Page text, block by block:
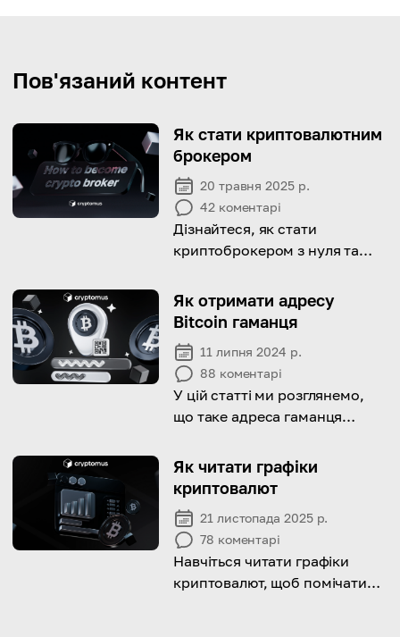
Пов'язаний контент
Як стати криптовалютним
брокером
20 травня 2025 р.
42 коментарі
Дізнайтеся, як стати
криптоброкером з нуля та
швидкозростаючому світі
цифрових активів.
Як отримати адресу
Bitcoin гаманця
11 липня 2024 р.
88 коментарі
У цій статті ми розглянемо,
що таке адреса гаманця
отримати.
Як читати графіки
криптовалют
21 листопада 2025 р.
78 коментарі
Навчіться читати графіки
криптовалют, щоб помічати